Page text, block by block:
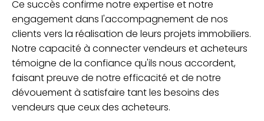
Ce succès confirme notre expertise et notre
engagement dans l'accompagnement de nos
clients vers la réalisation de leurs projets immobiliers.
Notre capacité à connecter vendeurs et acheteurs
témoigne de la confiance qu'ils nous accordent,
faisant preuve de notre efficacité et de notre
dévouement à satisfaire tant les besoins des
vendeurs que ceux des acheteurs.